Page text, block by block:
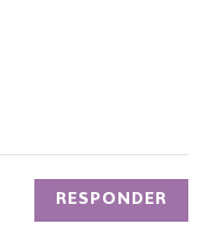
RESPONDER